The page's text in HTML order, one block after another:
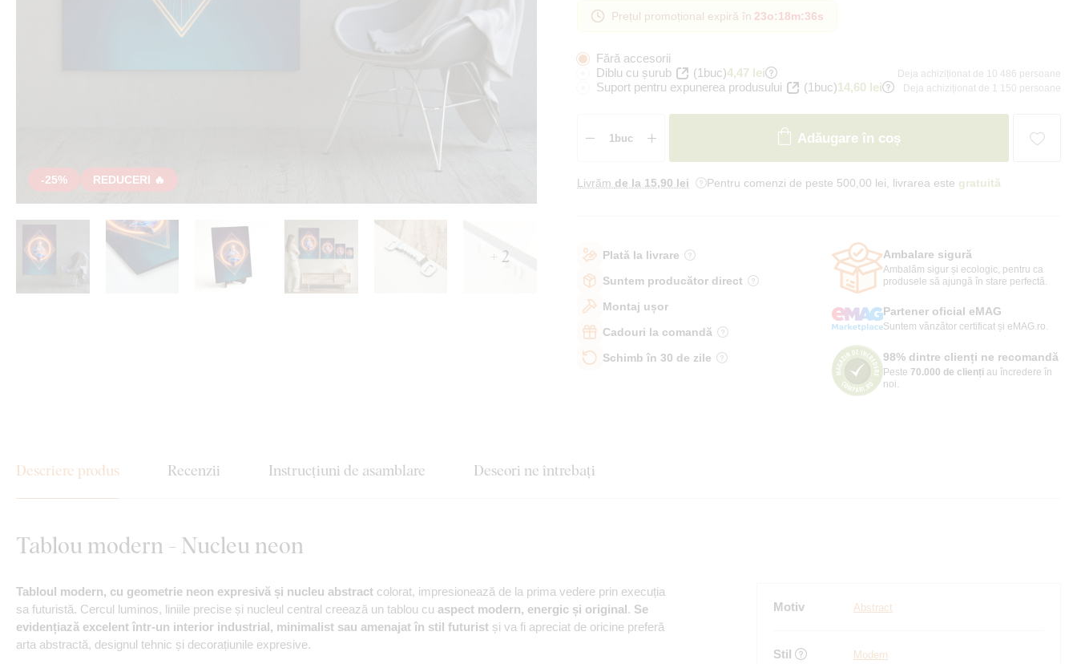
-25% REDUCERI 🔥
+ 2
Prețul promoțional expiră în 23o:18m:34s
Fără accesorii
Diblu cu șurub
(1buc)4,47 lei Deja achiziționat de 10 486 persoane
Suport pentru expunerea produsului (1buc)14,60 lei Deja achiziționat de 1 150 persoane
Adăugare în coș
Livrăm de la 15,90 lei Pentru comenzi de peste 500,00 lei, livrarea este gratuită
Plată la livrare
Suntem producător direct
Montaj ușor
Cadouri la comandă
Schimb în 30 de zile
Ambalare sigură
Ambalăm sigur și ecologic, pentru ca
produsele să ajungă în stare perfectă.
Partener oficial eMAG
Suntem vânzător certificat și eMAG.ro.
98% dintre clienți ne recomandă
Peste 70.000 de clienți au încredere în
noi.
Descriere produs Recenzii Instrucțiuni de asamblare Deseori ne întrebați
Tablou modern - Nucleu neon
Tabloul modern, cu geometrie neon expresivă și nucleu abstract colorat, impresionează de la prima vedere prin execuția
sa futuristă. Cercul luminos, liniile precise și nucleul central creează un tablou cu aspect modern, energic și original. Se
evidențiază excelent într-un interior industrial, minimalist sau amenajat în stil futurist și va fi apreciat de oricine preferă
arta abstractă, designul tehnic și decorațiunile expresive.
Motiv Abstract
Stil Modern